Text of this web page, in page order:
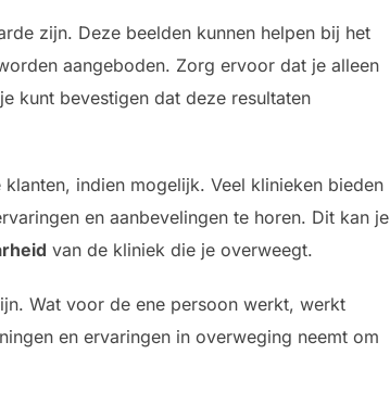
zijn. Deze beelden kunnen helpen bij het
aangeboden. Zorg ervoor dat je alleen
kunt bevestigen dat deze resultaten
indien mogelijk. Veel klinieken bieden
en aanbevelingen te horen. Dit kan je
van de kliniek die je overweegt.
Wat voor de ene persoon werkt, werkt
en ervaringen in overweging neemt om